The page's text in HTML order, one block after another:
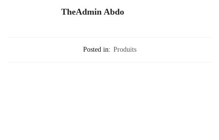
TheAdmin Abdo
Posted in: Produits